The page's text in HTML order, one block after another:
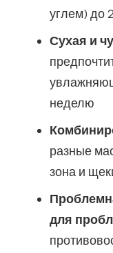
углем) до
Сухая и
неделю
разные
зона и
для